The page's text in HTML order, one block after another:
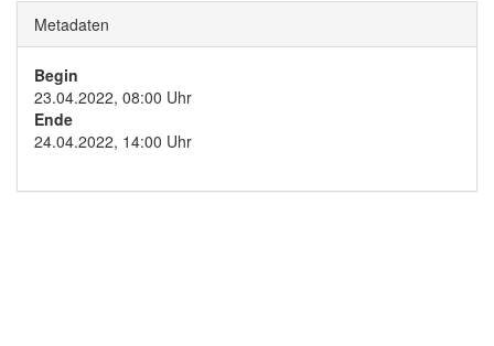
Metadaten
Begin
23.04.2022, 08:00 Uhr
Ende
24.04.2022, 14:00 Uhr